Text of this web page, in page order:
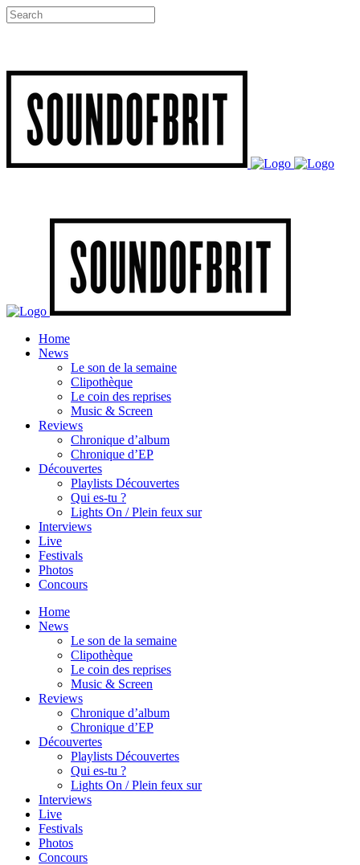
Home
News
Le son de la semaine
Clipothèque
Le coin des reprises
Music & Screen
Reviews
Chronique d’album
Chronique d’EP
Découvertes
Playlists Découvertes
Qui es-tu ?
Lights On / Plein feux sur
Interviews
Live
Festivals
Photos
Concours
Home
News
Le son de la semaine
Clipothèque
Le coin des reprises
Music & Screen
Reviews
Chronique d’album
Chronique d’EP
Découvertes
Playlists Découvertes
Qui es-tu ?
Lights On / Plein feux sur
Interviews
Live
Festivals
Photos
Concours